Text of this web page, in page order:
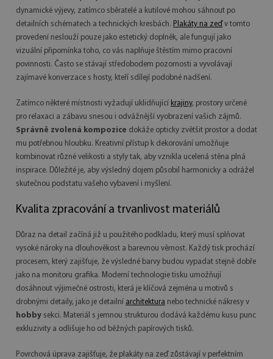
dynamické výjevy, zatímco sběratelé a kutilové mohou sáhnout po
detailních schématech a technických kresbách. Plakáty na zeďv tomto
provedení neslouží pouze jako estetický doplněk, ale fungují jako
vizuální připomínka toho, co vás naplňuje štěstím mimo pracovní
povinnosti. Často se stávají středobodem pozornosti a vyvolávají
zajímavé konverzace s hosty, kteří sdílejí podobné nadšení.
Zatímco některé místnosti vyžadují uklidňující krajiny, prostory určené
pro relaxaci a zábavu snesou i odvážnější vyobrazení vašich zájmů.
Správně zvolená kompozice dokáže opticky zvětšit prostor a dodat
mu potřebnou hloubku. Kreativní přístup k dekorování umožňuje
kombinovat různé velikosti a styly tak, aby vznikla ucelená stěna plná
inspirace. Důležité je, aby výsledný dojem působil harmonicky a odrážel
skutečnou podstatu vašeho vybavení i myšlení.
Kvalita zpracování a trvanlivost materiálů
Důraz na detail začíná již u použitého podkladu, který musí splňovat
vysoké nároky na dlouhověkost a barevnou věrnost. Každý tisk prochází
procesem, který zajišťuje, že výsledné barvy budou vypadat stejně dobře
jako na monitoru grafika. Moderní technologie tisku umožňují
dosáhnout výjimečné ostrosti, která je klíčová zejména u motivů s
drobnými detaily, jako je detailní architektura nebo technické nákresy v
hobby sekci. Materiál s jemnou strukturou dodává každému kusu punc
exkluzivity a odlišuje ho od běžných papírových tisků.
Povrchová úprava zajišťuje, že plakáty na zeď zůstávají v perfektním